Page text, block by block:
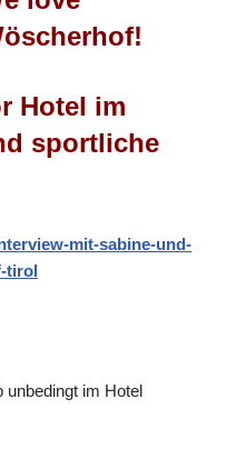
Hotel im
sportliche
mit-sabine-und-
tirol
unbedingt im Hotel